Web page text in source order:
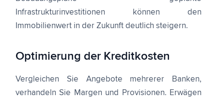
Infrastrukturinvestitionen können den
Immobilienwert in der Zukunft deutlich steigern.
Optimierung der Kreditkosten
Vergleichen Sie Angebote mehrerer Banken,
verhandeln Sie Margen und Provisionen. Erwägen